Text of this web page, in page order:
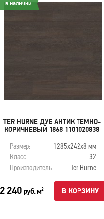
в наличии
TER HURNE ДУБ АНТИК ТЕМНО-
КОРИЧНЕВЫЙ 1868 1101020838
Размер:
1285x242x8 мм
Класс:
32
Производитель:
Ter Hurne
2 240 руб. м2 В КОРЗИНУ